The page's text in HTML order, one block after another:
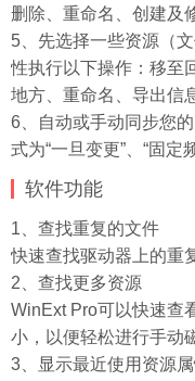
删除、重命名、创建及
5、先选择一些资源（
性执行以下操作：移至
地方、重命名、导出信
6、自动或手动同步您
式为“一旦变更”、“固定
软件功能
1、查找重复的文件
快速查找驱动器上的重
2、查找更多资源
WinExt Pro可以快速查
小，以便轻松进行手动
3、显示最近使用资源